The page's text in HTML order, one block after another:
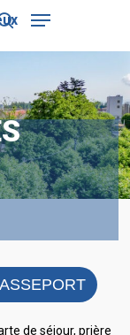
search
Menu
de séjour, prière
Close